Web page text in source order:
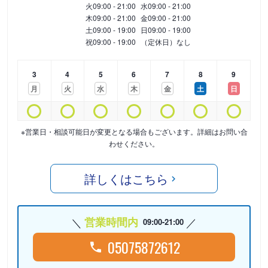
火09:00 - 21:00 水09:00 - 21:00
木09:00 - 21:00 金09:00 - 21:00
土09:00 - 19:00 日09:00 - 19:00
祝09:00 - 19:00 （定休日）なし
3
月
4
火
5
水
6
木
7
金
8
土
9
日
※営業日・相談可能日が変更となる場合もございます。詳細はお問い合
わせください。
詳しくはこちら
営業時間内 09:00-21:00
05075872612